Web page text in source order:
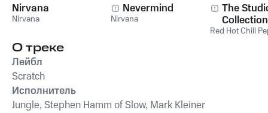
Nirvana
Nirvana
Nevermind
Nirvana
The
Collection
Red Hot Chili
О треке
Лейбл
Scratch
Исполнитель
Jungle, Stephen Hamm of Slow, Mark Kleiner